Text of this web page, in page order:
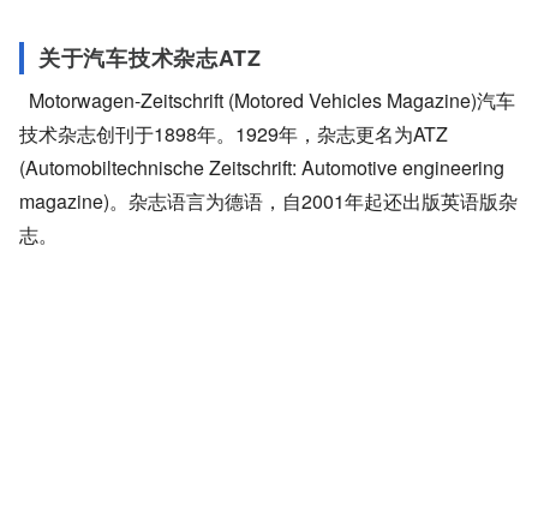
关于汽车技术杂志ATZ
Motorwagen-Zeitschrift (Motored Vehicles Magazine)汽车
技术杂志创刊于1898年。1929年，杂志更名为ATZ
(Automobiltechnische Zeitschrift: Automotive engineering
magazine)。杂志语言为德语，自2001年起还出版英语版杂
志。